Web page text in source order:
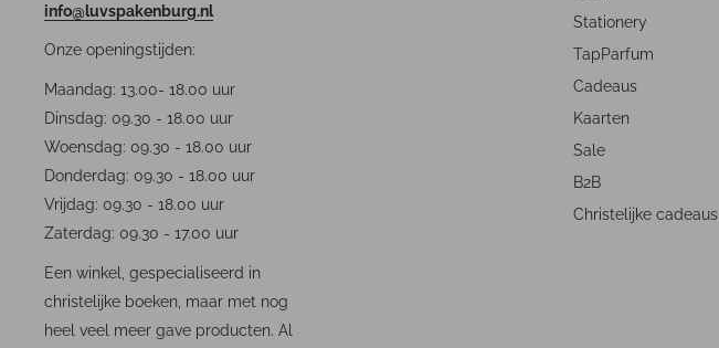
info@luvspakenburg.nl
Onze openingstijden:
Maandag: 13.00- 18.00 uur
Dinsdag: 09.30 - 18.00 uur
Woensdag: 09.30 - 18.00 uur
Donderdag: 09.30 - 18.00 uur
Vrijdag: 09.30 - 18.00 uur
Zaterdag: 09.30 - 17.00 uur
Een winkel, gespecialiseerd in
christelijke boeken, maar met nog
heel veel meer gave producten. Al
Stationery
TapParfum
Cadeaus
Kaarten
Sale
B2B
Christelijke cadeaus